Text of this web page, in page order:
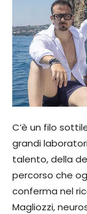
C’è un filo
grandi
talento, della
percorso che
conferma nel
Magliozzi,